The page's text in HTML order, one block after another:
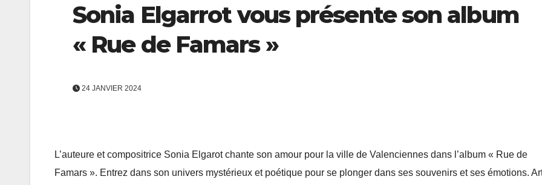
Sonia Elgarrot vous présente son album
« Rue de Famars »
24 JANVIER 2024
L’auteure et compositrice Sonia Elgarot chante son amour pour la ville de Valenciennes dans l’album « Rue de
Famars ». Entrez dans son univers mystérieux et poétique pour se plonger dans ses souvenirs et ses émotions.